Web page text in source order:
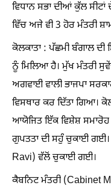
ਵਿਧਾਨ ਸਭਾ ਦੀਆਂ ਕੁੱਲ
ਵਿੱਚ ਅਜੇ ਵੀ 3 ਹੋਰ ਮੰਤਰੀ
ਕੋਲਕਾਤਾ : ਪੱਛਮੀ ਬੰਗਾਲ
ਨੂੰ ਮਿਲਿਆ ਹੈ। ਮੁੱਖ ਮੰਤਰੀ
ਅਗਵਾਈ ਵਾਲੀ ਭਾਜਪਾ
ਵਿਸਥਾਰ ਕਰ ਦਿੱਤਾ ਗਿਆ।
ਆਯੋਜਿਤ ਇੱਕ ਵਿਸ਼ੇਸ਼
ਗੁਪਤਤਾ ਦੀ ਸਹੁੰ ਚੁਕਾਈ
Ravi) ਵੱਲੋਂ ਚੁਕਾਈ ਗਈ।
ਕੈਬਨਿਟ ਮੰਤਰੀ (Cabinet